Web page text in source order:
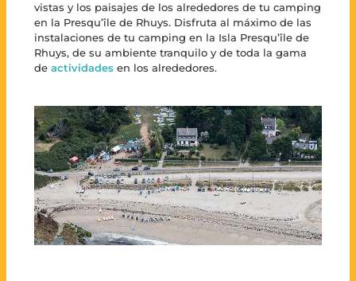
vistas y los paisajes de los alrededores de tu camping
en la Presqu’île de Rhuys. Disfruta al máximo de las
instalaciones de tu camping en la Isla Presqu’île de
Rhuys, de su ambiente tranquilo y de toda la gama
de actividades en los alrededores.